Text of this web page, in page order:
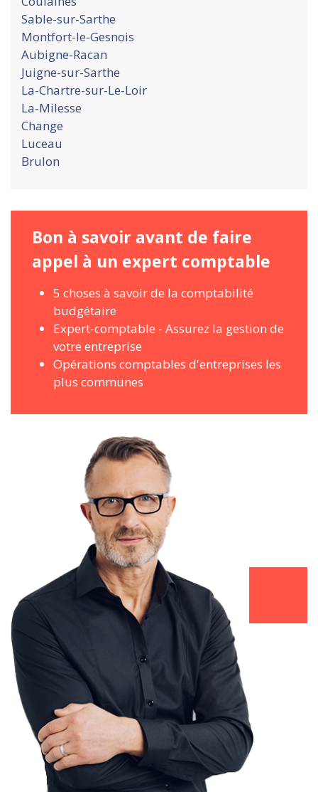
Sable-sur-Sarthe
Montfort-le-Gesnois
Aubigne-Racan
Juigne-sur-Sarthe
La-Chartre-sur-Le-Loir
La-Milesse
Change
Luceau
Brulon
Bon à savoir avant de faire
appel à un expert comptable
5 choses à savoir de la comptabilité
budgétaire
Expert-comptable - Assurez la gestion de
votre entreprise
Opérations comptables d'entreprises les
plus communes